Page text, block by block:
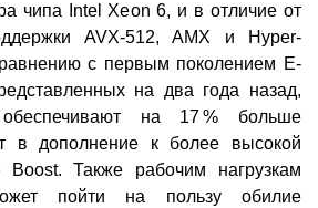
чипа Intel Xeon 6, и в отличие от
AVX-512, AMX и Hyper-
с первым поколением E-
на два года назад,
на 17 % больше
в дополнение к более высокой
Также рабочим нагрузкам
пойти на пользу обилие